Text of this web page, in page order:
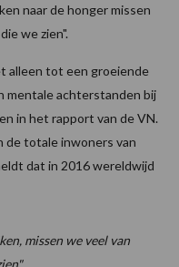
naar de honger missen
we zien".
alleen tot een groeiende
mentale achterstanden bij
in het rapport van de VN.
de totale inwoners van
dat in 2016 wereldwijd
missen we veel van